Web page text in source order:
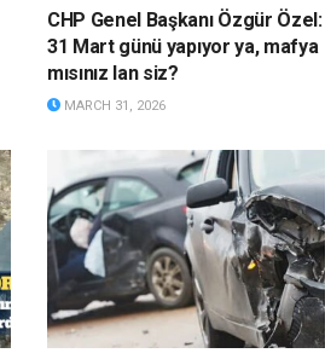
CHP Genel Başkanı Özgür Özel:
31 Mart günü yapıyor ya, mafya
mısınız lan siz?
MARCH 31, 2026